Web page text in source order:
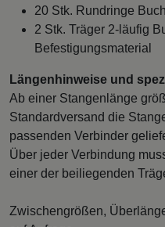
20 Stk. Rundringe
2 Stk. Träger 2-läufig
Befestigungsmaterial
Längenhinweise und
Ab einer Stangenlänge
Standardversand die
passenden Verbinder
Über jeder Verbindung
einer der beiliegenden
Zwischengrößen,